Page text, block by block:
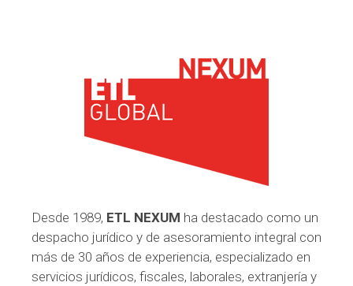
Desde 1989, ETL NEXUM ha destacado como un
despacho jurídico y de asesoramiento integral con
más de 30 años de experiencia, especializado en
servicios jurídicos, fiscales, laborales, extranjería y